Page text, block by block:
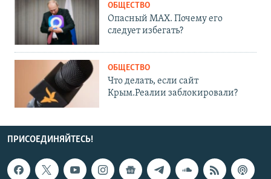
ОБЩЕСТВО
Опасный MAX. Почему его
следует избегать?
ОБЩЕСТВО
Что делать, если сайт
Крым.Реалии заблокировали?
ПРИСОЕДИНЯЙТЕСЬ!